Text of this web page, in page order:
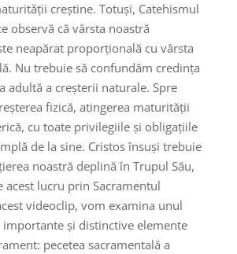
creștine. Totuși, Catehismul
observă că vârsta noastră
neapărat proporțională cu vârsta
Nu trebuie să confundăm credința
adultă a creșterii naturale. Spre
fizică, atingerea maturității
cu toate privilegiile și obligațiile
de la sine. Cristos însuși trebuie
noastră deplină în Trupul Său,
acest lucru prin Sacramentul
videoclip, vom examina unul
și distinctive elemente
pecetea sacramentală a